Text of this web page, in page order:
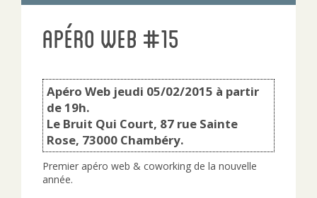
Apéro Web #15
Apéro Web jeudi 05/02/2015 à partir
de 19h.
Le Bruit Qui Court, 87 rue Sainte
Rose, 73000 Chambéry.
Premier apéro web & coworking de la nouvelle
année.